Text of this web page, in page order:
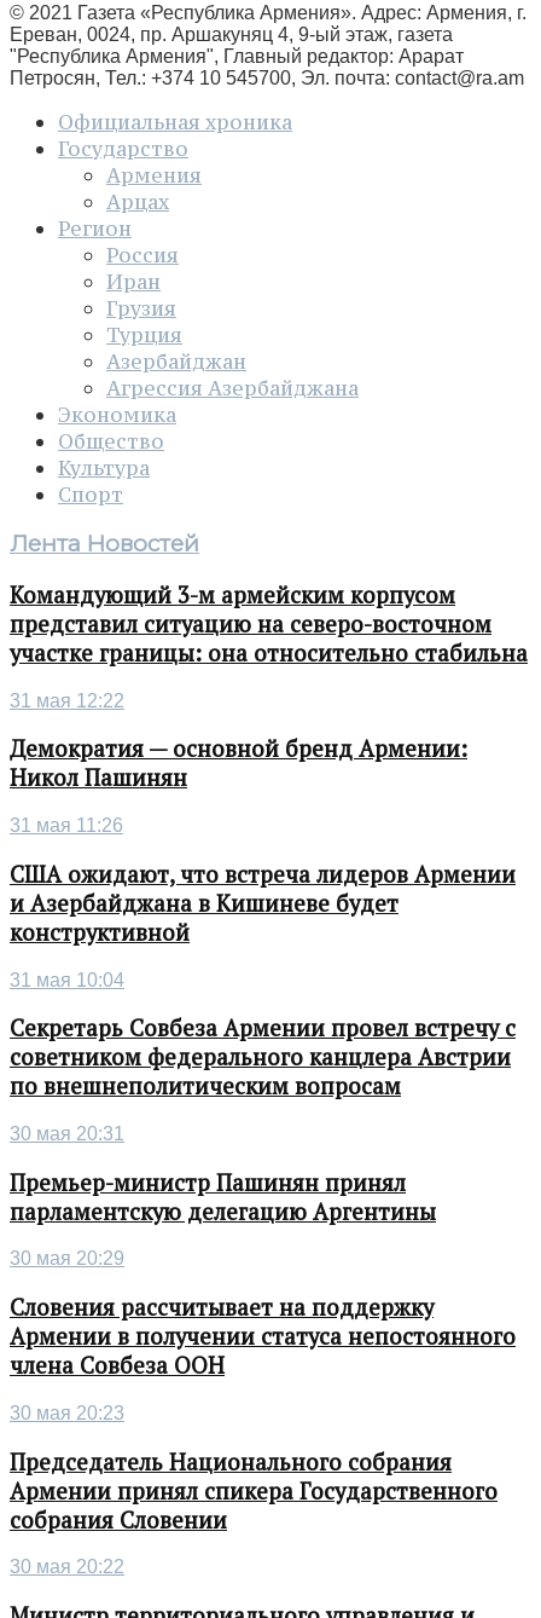
© 2021 Газета «Республика Армения». Адрес: Армения, г.
Ереван, 0024, пр. Аршакуняц 4, 9-ый этаж, газета
"Республика Армения", Главный редактор: Арарат
Петросян, Тел.: +374 10 545700, Эл. почта: contact@ra.am
Официальная хроника
Государство
Армения
Арцах
Регион
Россия
Иран
Грузия
Турция
Азербайджан
Агрессия Азербайджана
Экономика
Общество
Культура
Спорт
Лента Новостей
Командующий 3-м армейским корпусом
представил ситуацию на северо-восточном
участке границы: она относительно стабильна
31 мая 12:22
Демократия — основной бренд Армении:
Никол Пашинян
31 мая 11:26
США ожидают, что встреча лидеров Армении
и Азербайджана в Кишиневе будет
конструктивной
31 мая 10:04
Секретарь Совбеза Армении провел встречу с
советником федерального канцлера Австрии
по внешнеполитическим вопросам
30 мая 20:31
Премьер-министр Пашинян принял
парламентскую делегацию Аргентины
30 мая 20:29
Словения рассчитывает на поддержку
Армении в получении статуса непостоянного
члена Совбеза ООН
30 мая 20:23
Председатель Национального собрания
Армении принял спикера Государственного
собрания Словении
30 мая 20:22